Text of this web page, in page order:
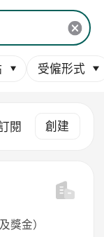
受僱形式
閱 創建
獎金）